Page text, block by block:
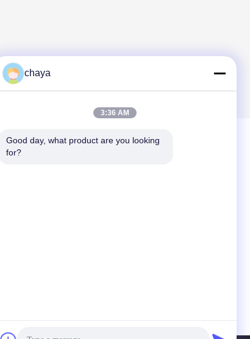
chaya
3:36 AM
Good day, what product are you looking
for?